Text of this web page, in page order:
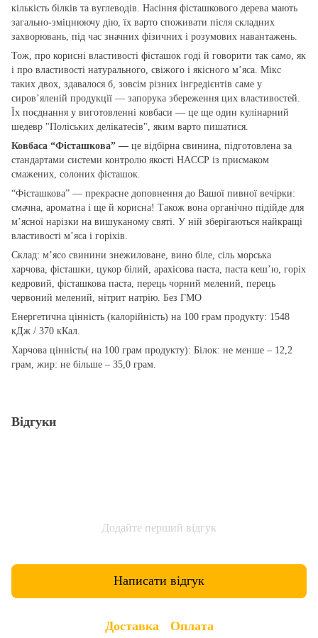
кількість білків та вуглеводів. Насіння фісташкового дерева мають
загально-зміцнюючу дію, їх варто споживати після складних
захворювань, під час значних фізичних і розумових навантажень.
Тож, про корисні властивості фісташок годі й говорити так само, як
і про властивості натурального, свіжого і якісного м’яса. Мікс
таких двох, здавалося б, зовсім різних інгредієнтів саме у
сиров’яленій продукції — запорука збереження цих властивостей.
Їх поєднання у виготовленні ковбаси — це ще один кулінарний
шедевр "Поліських делікатесів", яким варто пишатися.
Ковбаса “Фісташкова” — це відбірна свинина, підготовлена за
стандартами системи контролю якості HACCP із присмаком
смажених, солоних фісташок.
“Фісташкова” — прекрасне доповнення до Вашої пивної вечірки:
смачна, ароматна і ще й корисна! Також вона органічно підійде для
м’ясної нарізки на вишуканому святі. У ній зберігаються найкращі
властивості м’яса і горіхів.
Склад: м’ясо свинини знежиловане, вино біле, сіль морська
харчова, фісташки, цукор білий, арахісова паста, паста кеш’ю, горіх
кедровий, фісташкова паста, перець чорний мелений, перець
червоний мелений, нітрит натрію. Без ГМО
Енергетична цінність (калорійність) на 100 грам продукту: 1548
кДж / 370 кКал.
Харчова цінність( на 100 грам продукту): Білок: не менше – 12,2
грам, жир: не більше – 35,0 грам.
Відгуки
Додайте перший відгук
Написати відгук
Доставка Оплата